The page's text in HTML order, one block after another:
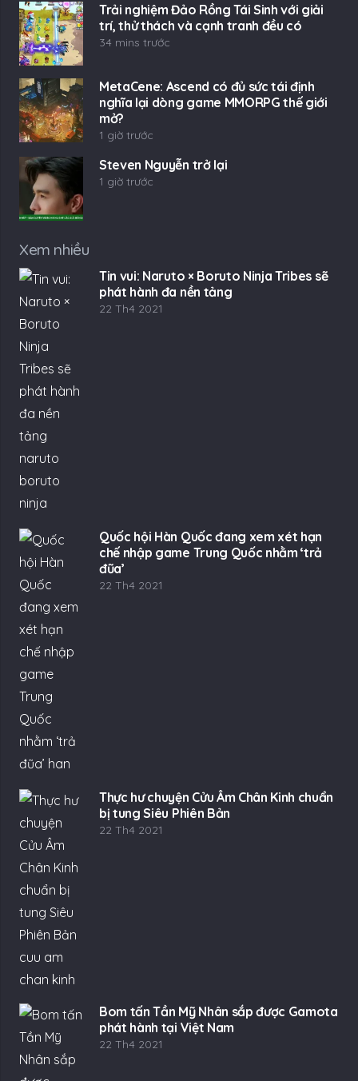
Trải nghiệm Đảo Rồng Tái Sinh với giải
trí, thử thách và cạnh tranh đều có
34 mins trước
MetaCene: Ascend có đủ sức tái định
nghĩa lại dòng game MMORPG thế giới
mở?
1 giờ trước
Steven Nguyễn trở lại
1 giờ trước
Xem nhiều
Tin vui: Naruto × Boruto Ninja Tribes sẽ
phát hành đa nền tảng
22 Th4 2021
Quốc hội Hàn Quốc đang xem xét hạn
chế nhập game Trung Quốc nhằm ‘trả
đũa’
22 Th4 2021
Thực hư chuyện Cửu Âm Chân Kinh chuẩn
bị tung Siêu Phiên Bản
22 Th4 2021
Bom tấn Tần Mỹ Nhân sắp được Gamota
phát hành tại Việt Nam
22 Th4 2021